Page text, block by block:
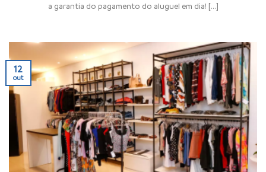
a garantia do pagamento do aluguel em dia! [...]
12
out